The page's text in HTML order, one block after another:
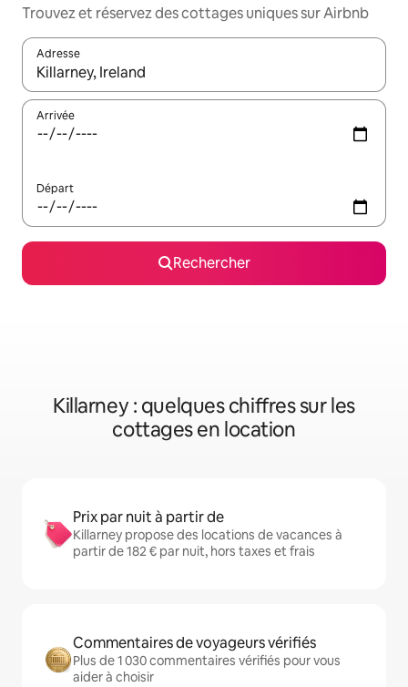
Trouvez et réservez des cottages uniques sur Airbnb
Adresse
Lorsque les résultats s'affichent, utilisez les flèches vers le
Arrivée
Départ
Rechercher
Killarney : quelques chiffres sur les
cottages en location
Prix par nuit à partir de
Killarney propose des locations de vacances à
partir de 182 € par nuit, hors taxes et frais
Commentaires de voyageurs vérifiés
Plus de 1 030 commentaires vérifiés pour vous
aider à choisir